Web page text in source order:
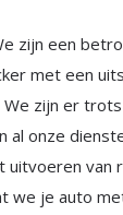
zijn een
met een
We zijn er
al onze
van
we je auto